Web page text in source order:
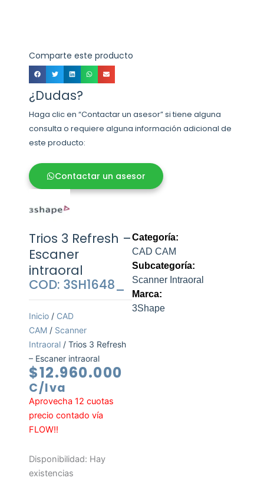
Comparte este producto
¿Dudas?
Haga clic en “Contactar un asesor” si tiene alguna
consulta o requiere alguna información adicional de
este producto:
Contactar un asesor
Trios 3 Refresh –
Escaner
intraoral
COD: 3SH1648_
Inicio / CAD
CAM / Scanner
Intraoral / Trios 3 Refresh
– Escaner intraoral
$12.960.000
C/Iva
Aprovecha 12 cuotas
precio contado vía
FLOW!!
Disponibilidad: Hay
existencias
Trios
3
Categoría:
CAD CAM
Subcategoría:
Scanner Intraoral
Marca:
3Shape